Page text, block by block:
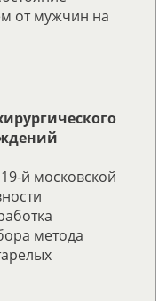
от мужчин на
й московской
метода